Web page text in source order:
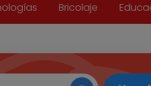
Bricolaje